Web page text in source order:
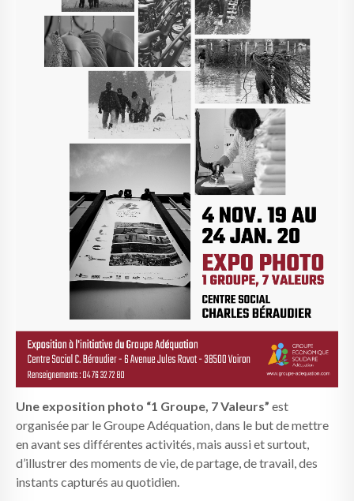
Une exposition photo “1 Groupe, 7 Valeurs” est
organisée par le Groupe Adéquation, dans le but de mettre
en avant ses différentes activités, mais aussi et surtout,
d’illustrer des moments de vie, de partage, de travail, des
instants capturés au quotidien.